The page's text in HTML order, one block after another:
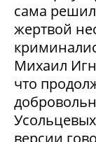
сама
жертвой
Михаил
что
версии